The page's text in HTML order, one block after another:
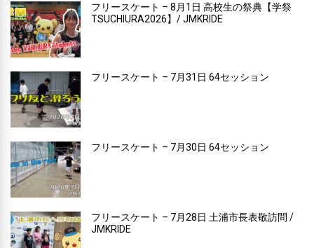
フリースケート – 8月1日 高校生の祭典【学祭
TSUCHIURA2026】/ JMKRIDE
フリースケート – 7月31日 64セッション
フリースケート – 7月30日 64セッション
フリースケート – 7月28日 土浦市長表敬訪問 /
JMKRIDE